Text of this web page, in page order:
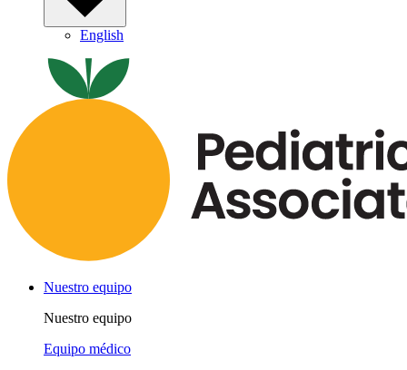
English
Nuestro equipo
Nuestro equipo
Equipo médico